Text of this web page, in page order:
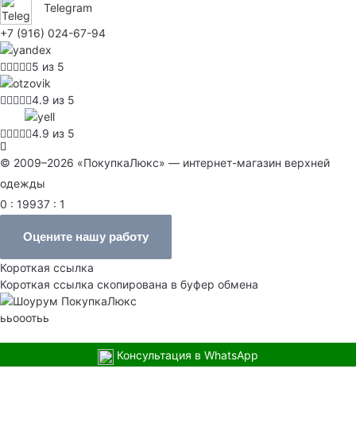
Telegram
+7 (916) 024-67-94
5 из 5
4.9 из 5
4.9 из 5
© 2009–2026 «ПокупкаЛюкс» — интернет-магазин верхней
одежды
0 : 19937 : 1
Оцените нашу работу
Короткая ссылка
Короткая ссылка скопирована в буфер обмена
ььооотьь
Консультация в WhatsApp